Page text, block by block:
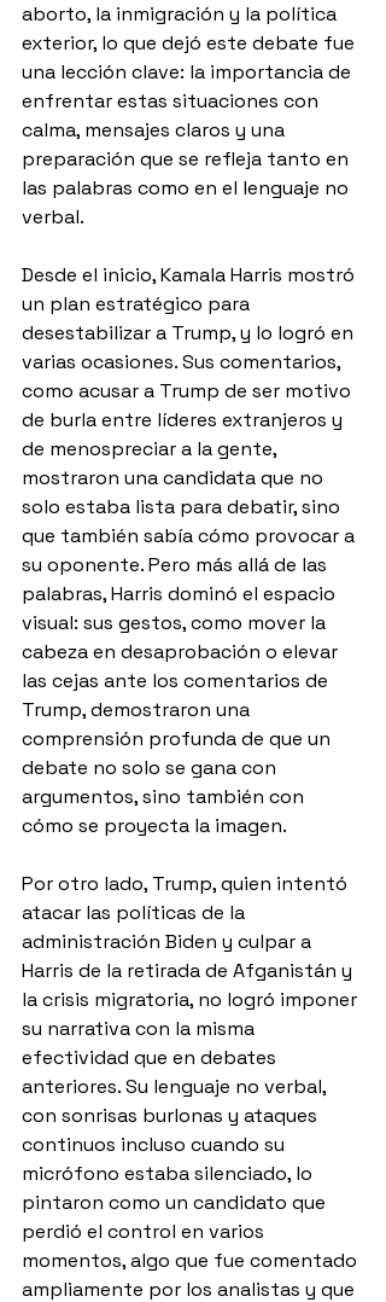
aborto, la inmigración y la política
exterior, lo que dejó este debate fue
una lección clave: la importancia de
enfrentar estas situaciones con
calma, mensajes claros y una
preparación que se refleja tanto en
las palabras como en el lenguaje no
verbal.
Desde el inicio, Kamala Harris mostró
un plan estratégico para
desestabilizar a Trump, y lo logró en
varias ocasiones. Sus comentarios,
como acusar a Trump de ser motivo
de burla entre líderes extranjeros y
de menospreciar a la gente,
mostraron una candidata que no
solo estaba lista para debatir, sino
que también sabía cómo provocar a
su oponente. Pero más allá de las
palabras, Harris dominó el espacio
visual: sus gestos, como mover la
cabeza en desaprobación o elevar
las cejas ante los comentarios de
Trump, demostraron una
comprensión profunda de que un
debate no solo se gana con
argumentos, sino también con
cómo se proyecta la imagen.
Por otro lado, Trump, quien intentó
atacar las políticas de la
administración Biden y culpar a
Harris de la retirada de Afganistán y
la crisis migratoria, no logró imponer
su narrativa con la misma
efectividad que en debates
anteriores. Su lenguaje no verbal,
con sonrisas burlonas y ataques
continuos incluso cuando su
micrófono estaba silenciado, lo
pintaron como un candidato que
perdió el control en varios
momentos, algo que fue comentado
ampliamente por los analistas y que